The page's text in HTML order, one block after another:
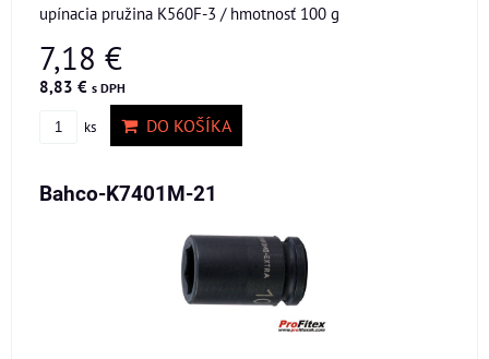
upínacia pružina K560F-3 / hmotnosť 100 g
7,18 €
8,83 € s DPH
ks DO KOŠÍKA
Bahco-K7401M-21